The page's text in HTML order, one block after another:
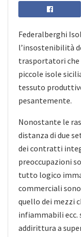
Federalberghi
l’insostenibilità
trasportatori che
piccole isole
tessuto
pesantemente.
Nonostante le
distanza di due
dei contratti
preoccupazioni
tutto logico
commerciali
quello dei mezzi
infiammabili ecc.
addirittura a